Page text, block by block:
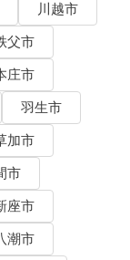
川越市
父市
庄市
羽生市
加市
市
座市
潮市